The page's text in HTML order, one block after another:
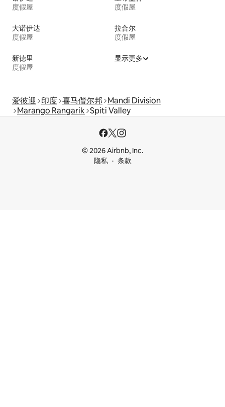
度假屋
度假屋
大诺伊达
度假屋
拉合尔
度假屋
新德里
度假屋
显示更多
爱彼迎 印度 喜马偕尔邦 Mandi Division
Marango Rangarik Spiti Valley
© 2026 Airbnb, Inc.
隐私
条款